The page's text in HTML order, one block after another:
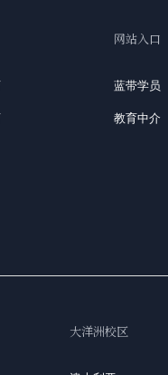
网站入口
蓝带学员
教育中介
大洋洲校区